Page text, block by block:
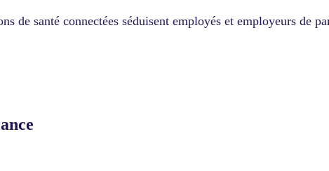
de santé connectées séduisent employés et employeurs de